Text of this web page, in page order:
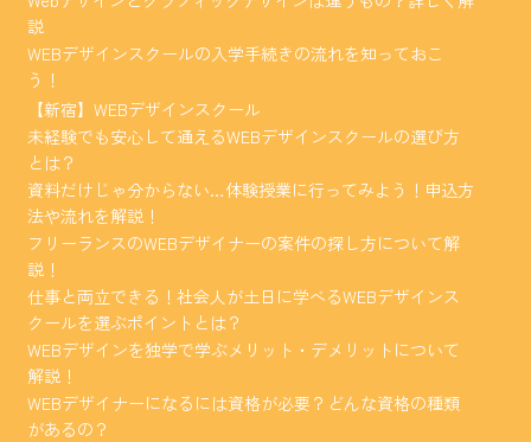
説
WEBデザインスクールの入学手続きの流れを知っておこ
う！
【新宿】WEBデザインスクール
未経験でも安心して通えるWEBデザインスクールの選び方
とは？
資料だけじゃ分からない…体験授業に行ってみよう！申込方
法や流れを解説！
フリーランスのWEBデザイナーの案件の探し方について解
説！
仕事と両立できる！社会人が土日に学べるWEBデザインス
クールを選ぶポイントとは？
WEBデザインを独学で学ぶメリット・デメリットについて
解説！
WEBデザイナーになるには資格が必要？どんな資格の種類
があるの？